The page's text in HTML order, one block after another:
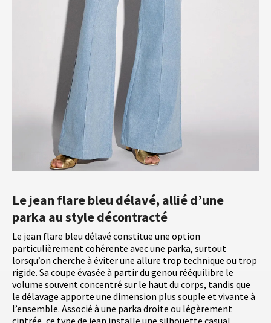
Le jean flare bleu délavé, allié d’une
parka au style décontracté
Le jean flare bleu délavé constitue une option
particulièrement cohérente avec une parka, surtout
lorsqu’on cherche à éviter une allure trop technique ou trop
rigide. Sa coupe évasée à partir du genou rééquilibre le
volume souvent concentré sur le haut du corps, tandis que
le délavage apporte une dimension plus souple et vivante à
l’ensemble. Associé à une parka droite ou légèrement